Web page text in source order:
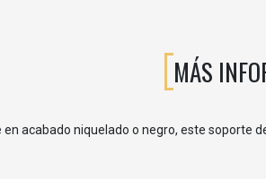
MÁS
acabado niquelado o negro, este